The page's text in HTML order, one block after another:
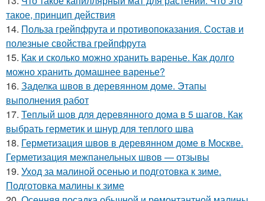
такое, принцип действия
14. Польза грейпфрута и противопоказания. Состав и
полезные свойства грейпфрута
15. Как и сколько можно хранить варенье. Как долго
можно хранить домашнее варенье?
16. Заделка швов в деревянном доме. Этапы
выполнения работ
17. Теплый шов для деревянного дома в 5 шагов. Как
выбрать герметик и шнур для теплого шва
18. Герметизация швов в деревянном доме в Москве.
Герметизация межпанельных швов — отзывы
19. Уход за малиной осенью и подготовка к зиме.
Подготовка малины к зиме